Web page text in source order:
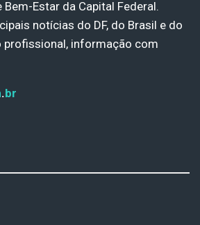
Bem-Estar da Capital Federal.
notícias do DF, do Brasil e do
profissional, informação com
.br